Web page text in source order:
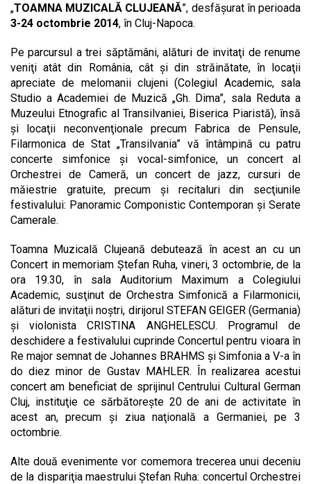
„TOAMNA MUZICALĂ CLUJEANĂ”, desfăşurat în perioada
3-24 octombrie 2014, în Cluj-Napoca.
Pe parcursul a trei săptămâni, alături de invitaţi de renume
veniţi atât din România, cât şi din străinătate, în locaţii
apreciate de melomanii clujeni (Colegiul Academic, sala
Studio a Academiei de Muzică „Gh. Dima”, sala Reduta a
Muzeului Etnografic al Transilvaniei, Biserica Piaristă), însă
şi locaţii neconvenţionale precum Fabrica de Pensule,
Filarmonica de Stat „Transilvania” vă întâmpină cu patru
concerte simfonice şi vocal-simfonice, un concert al
Orchestrei de Cameră, un concert de jazz, cursuri de
măiestrie gratuite, precum şi recitaluri din secţiunile
festivalului: Panoramic Componistic Contemporan şi Serate
Camerale.
Toamna Muzicală Clujeană debutează în acest an cu un
Concert in memoriam Ştefan Ruha, vineri, 3 octombrie, de la
ora 19.30, în sala Auditorium Maximum a Colegiului
Academic, susţinut de Orchestra Simfonică a Filarmonicii,
alături de invitaţii noştri, dirijorul STEFAN GEIGER (Germania)
şi violonista CRISTINA ANGHELESCU. Programul de
deschidere a festivalului cuprinde Concertul pentru vioara în
Re major semnat de Johannes BRAHMS şi Simfonia a V-a în
do diez minor de Gustav MAHLER. În realizarea acestui
concert am beneficiat de sprijinul Centrului Cultural German
Cluj, instituţie ce sărbătoreşte 20 de ani de activitate în
acest an, precum şi ziua naţională a Germaniei, pe 3
octombrie.
Alte două evenimente vor comemora trecerea unui deceniu
de la dispariţia maestrului Ştefan Ruha: concertul Orchestrei